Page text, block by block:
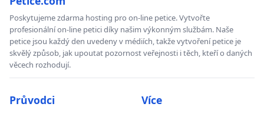
Poskytujeme zdarma hosting pro on-line petice. Vytvořte
profesionální on-line petici díky našim výkonným službám. Naše
petice jsou každý den uvedeny v médiích, takže vytvoření petice je
skvělý způsob, jak upoutat pozornost veřejnosti i těch, kteří o daných
věcech rozhodují.
Průvodci Více